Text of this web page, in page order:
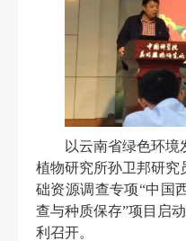
以云南省绿色环境
植物研究所孙卫邦研究
础资源调查专项“中国
查与种质保存”项目启
利召开。